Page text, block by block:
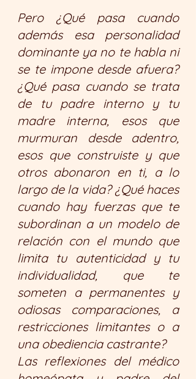
Pero ¿Qué pasa cuando
además esa personalidad
dominante ya no te habla ni
se te impone desde afuera?
¿Qué pasa cuando se trata
de tu padre interno y tu
madre interna, esos que
murmuran desde adentro,
esos que construiste y que
otros abonaron en ti, a lo
largo de la vida? ¿Qué haces
cuando hay fuerzas que te
subordinan a un modelo de
relación con el mundo que
limita tu autenticidad y tu
individualidad, que te
someten a permanentes y
odiosas comparaciones, a
restricciones limitantes o a
una obediencia castrante?
Las reflexiones del médico